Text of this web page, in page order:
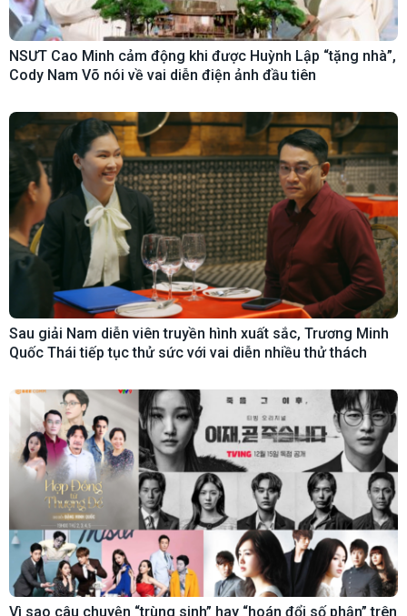
NSƯT Cao Minh cảm động khi được Huỳnh Lập “tặng nhà”,
Cody Nam Võ nói về vai diễn điện ảnh đầu tiên
Sau giải Nam diễn viên truyền hình xuất sắc, Trương Minh
Quốc Thái tiếp tục thử sức với vai diễn nhiều thử thách
Vì sao câu chuyện “trùng sinh” hay “hoán đổi số phận” trên